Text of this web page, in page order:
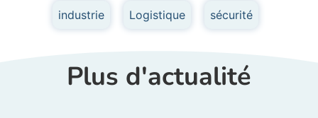
industrie Logistique sécurité
Plus d'actualité